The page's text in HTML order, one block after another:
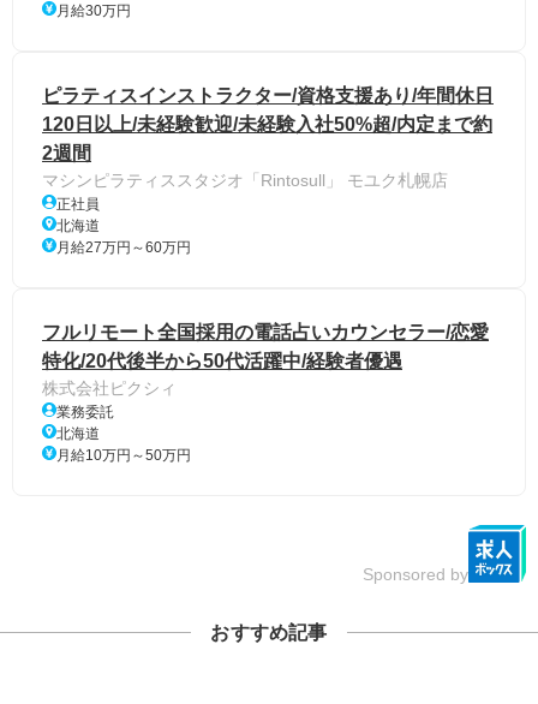
月給30万円
ピラティスインストラクター/資格支援あり/年間休日
120日以上/未経験歓迎/未経験入社50%超/内定まで約
2週間
マシンピラティススタジオ「Rintosull」 モユク札幌店
正社員
北海道
月給27万円～60万円
フルリモート全国採用の電話占いカウンセラー/恋愛
特化/20代後半から50代活躍中/経験者優遇
株式会社ピクシィ
業務委託
北海道
月給10万円～50万円
Sponsored by
おすすめ記事